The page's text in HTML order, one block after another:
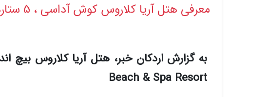
معرفی هتل آریا کلاروس کوش آداسی ، 5 ستاره
Beach & Spa Resort